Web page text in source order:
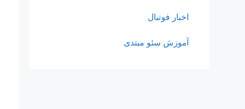
اخبار فوتبال
آموزش سئو مبتدی